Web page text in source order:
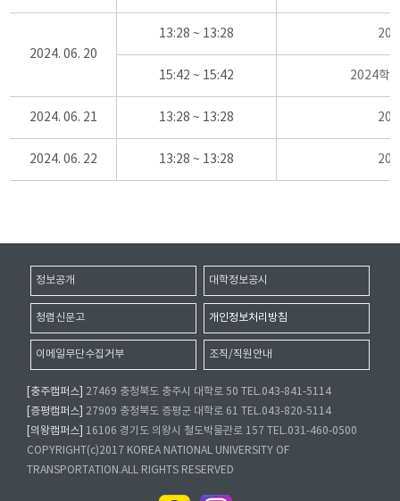
2024. 06. 20
13:28 ~ 13:28
15:42 ~ 15:42 2024학
2024. 06. 21 13:28 ~ 13:28
2024. 06. 22 13:28 ~ 13:28
정보공개 대학정보공시
청렴신문고 개인정보처리방침
이메일무단수집거부 조직/직원안내
[충주캠퍼스]
27469 충청북도 충주시 대학로 50 TEL.043-841-5114
[증평캠퍼스]
27909 충청북도 증평군 대학로 61 TEL.043-820-5114
[의왕캠퍼스]
16106 경기도 의왕시 철도박물관로 157 TEL.031-460-0500
COPYRIGHT(c)2017 KOREA NATIONAL UNIVERSITY OF
TRANSPORTATION.ALL RIGHTS RESERVED